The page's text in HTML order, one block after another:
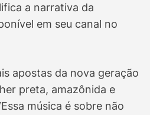
a narrativa da
em seu canal no
apostas da nova geração
preta, amazônida e
música é sobre não